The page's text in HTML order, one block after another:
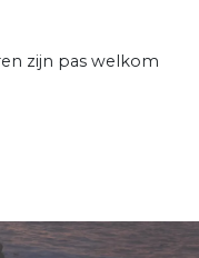
zijn pas welkom